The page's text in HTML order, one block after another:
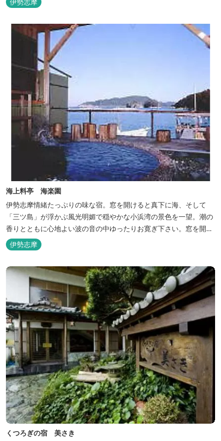
伊勢志摩
海上料亭 海楽園
伊勢志摩情緒たっぷりの味な宿。窓を開けると真下に海、そして
「三ツ島」が浮かぶ風光明媚で穏やかな小浜湾の景色を一望。潮の
香りとともに心地よい波の音の中ゆったりお寛ぎ下さい。窓を開け
浴衣姿でのんびり太公望！ 部屋から釣りができる「座敷釣り」は当
館ならではの名物。（貸しざお／エサ付要予約） 海水温泉露天風呂
問い合わせください。
伊勢志摩
くつろぎの宿 美さき